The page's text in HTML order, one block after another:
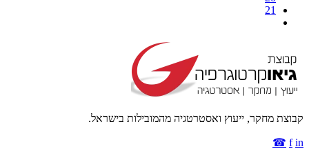
21
קבוצת מחקר, ייעוץ ואסטרטגיה מהמובילות בישראל.
f in
☎